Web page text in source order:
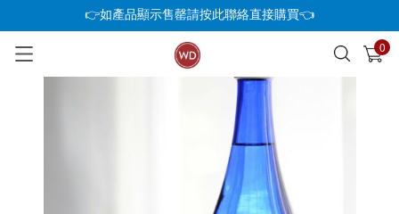
👉如產品顯示售罄請按此聯絡直接購買👈
0
已加入購物車 查看